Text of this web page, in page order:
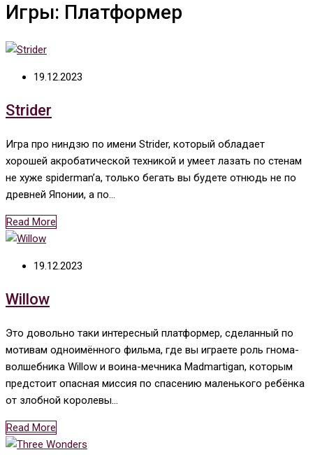
Игры: Платформер
19.12.2023
Strider
Игра про ниндзю по имени Strider, который обладает
хорошей акробатической техникой и умеет лазать по стенам
не хуже spiderman’а, только бегать вы будете отнюдь не по
древней Японии, а по…
Read More
19.12.2023
Willow
Это довольно таки интересный платформер, сделанный по
мотивам одноимённого фильма, где вы играете роль гнома-
волшебника Willow и воина-мечника Madmartigan, которым
предстоит опасная миссия по спасению маленького ребёнка
от злобной королевы…
Read More